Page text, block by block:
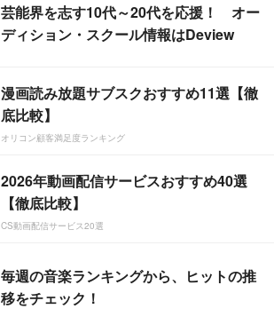
芸能界を志す10代～20代を応援！ オー
ディション・スクール情報はDeview
漫画読み放題サブスクおすすめ11選【徹
底比較】
オリコン顧客満足度ランキング
2026年動画配信サービスおすすめ40選
【徹底比較】
CS動画配信サービス20選
毎週の音楽ランキングから、ヒットの推
移をチェック！